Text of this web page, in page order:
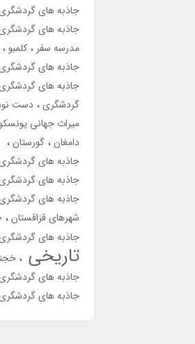
جاذبه های
جاذبه های
مدرسه سفر کلمبو
جاذبه های
جاذبه های
گردشگری دست
میراث جهانی
دامغان گورستان
جاذبه های
جاذبه های
جاذبه های
شهرهای قزاقستان
جاذبه های
تاریخی
جاذبه های
جاذبه های